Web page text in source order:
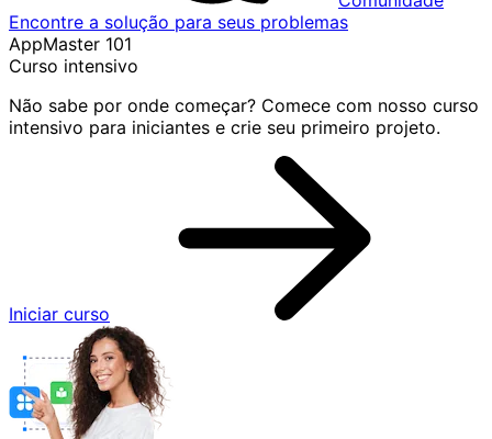
Encontre a solução para seus problemas
AppMaster 101
Curso intensivo
Não sabe por onde começar? Comece com nosso curso
intensivo para iniciantes e crie seu primeiro projeto.
Iniciar curso